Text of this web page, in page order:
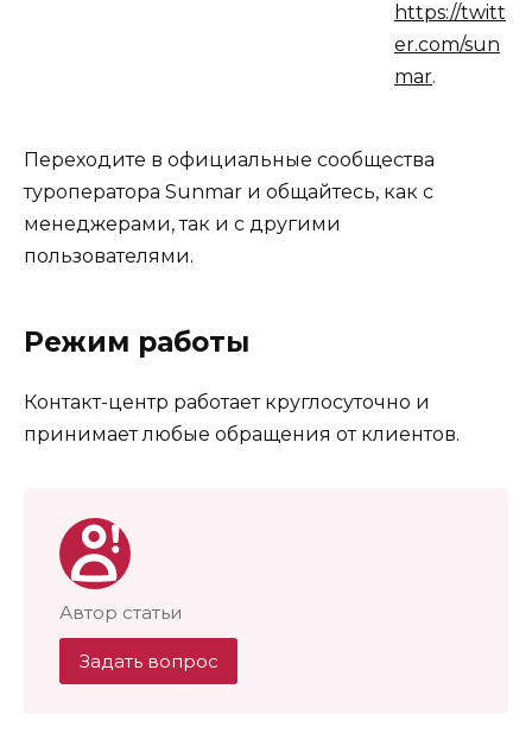
https://twitt
er.com/sun
mar.
Переходите в официальные сообщества
туроператора Sunmar и общайтесь, как с
менеджерами, так и с другими
пользователями.
Режим работы
Контакт-центр работает круглосуточно и
принимает любые обращения от клиентов.
Автор статьи
Задать вопрос